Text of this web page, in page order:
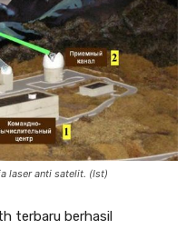
laser anti satelit. (Ist)
terbaru berhasil